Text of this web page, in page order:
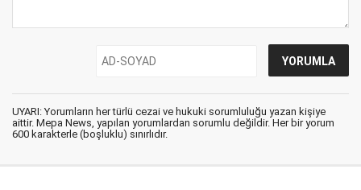
UYARI: Yorumların her türlü cezai ve hukuki sorumluluğu yazan kişiye
aittir. Mepa News, yapılan yorumlardan sorumlu değildir. Her bir yorum
600 karakterle (boşluklu) sınırlıdır.